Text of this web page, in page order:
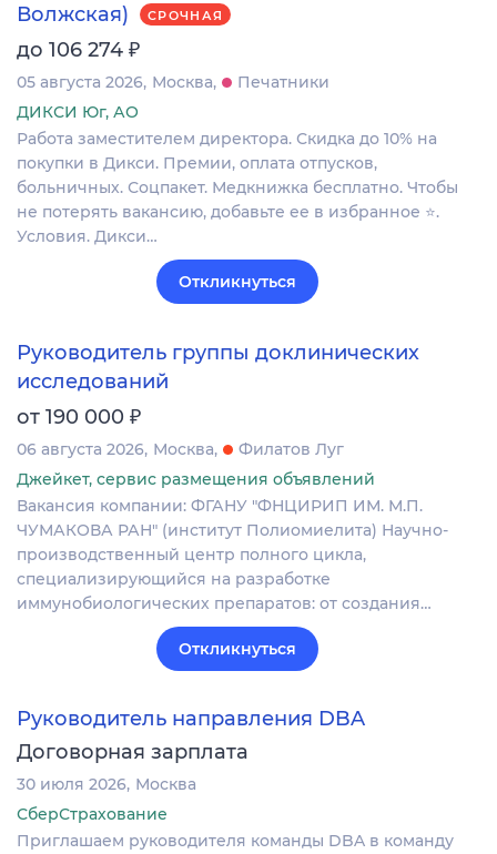
Волжская)
СРОЧНАЯ
до 106 274 ₽
05 августа 2026 Москва
Печатники
ДИКСИ Юг, АО
Работа заместителем директора. Скидка до 10% на
покупки в Дикси. Премии, оплата отпусков,
больничных. Соцпакет. Медкнижка бесплатно. Чтобы
не потерять вакансию, добавьте ее в избранное ⭐.
Условия. Дикси…
Откликнуться
Руководитель группы доклинических
исследований
от 190 000 ₽
06 августа 2026 Москва
Филатов Луг
Джейкет, сервис размещения объявлений
Вакансия компании: ФГАНУ "ФНЦИРИП ИМ. М.П.
ЧУМАКОВА РАН" (институт Полиомиелита) Научно-
производственный центр полного цикла,
специализирующийся на разработке
иммунобиологических препаратов: от создания…
Откликнуться
Руководитель направления DBA
Договорная зарплата
30 июля 2026 Москва
СберСтрахование
Приглашаем руководителя команды DBA в команду